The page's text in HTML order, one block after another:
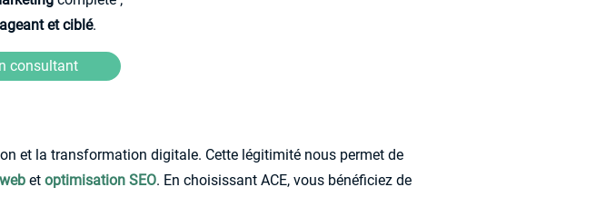
et ciblé.
consultant
et la transformation digitale. Cette légitimité nous permet de
et optimisation SEO. En choisissant ACE, vous bénéficiez de